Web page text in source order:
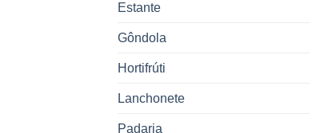
Estante
Gôndola
Hortifrúti
Lanchonete
Padaria